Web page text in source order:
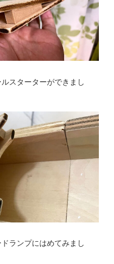
スターターができまし
ランプにはめてみまし